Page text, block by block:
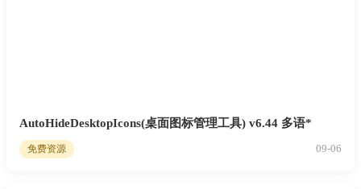
AutoHideDesktopIcons(桌面图标管理工具) v6.44 多语*
免费资源 09-06